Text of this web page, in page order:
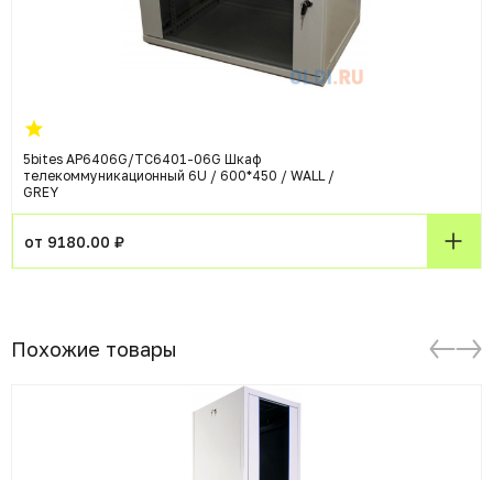
5bites AP6406G/TC6401-06G Шкаф
телекоммуникационный 6U / 600*450 / WALL /
GREY
от 9180.00 ₽
Похожие товары